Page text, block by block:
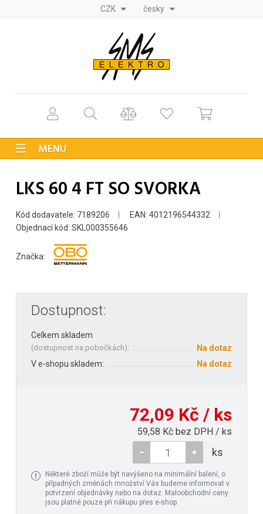
CZK česky
MENU
LKS 60 4 FT SO SVORKA
Kód dodavatele: 7189206
EAN: 4012196544332
Objednací kód: SKL000355646
Značka:
Dostupnost:
Celkem skladem
(dostupnost na pobočkách):
Na dotaz
V e-shopu skladem:
Na dotaz
72,09 Kč / ks
59,58 Kč bez DPH / ks
ks
Některé zboží může být navýšeno na minimální balení, o
případných změnách množství Vás budeme informovat v
potvrzení objednávky nebo na dotaz. Maloobchodní ceny
jsou platné pouze při nákupu přes e-shop.